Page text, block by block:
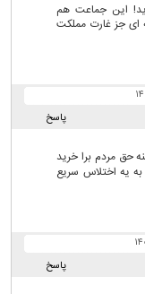
این جماعت هم
جز غارت مملکت
پاسخ
حق مردم برا خرید
یه اختلاس سریع
پاسخ